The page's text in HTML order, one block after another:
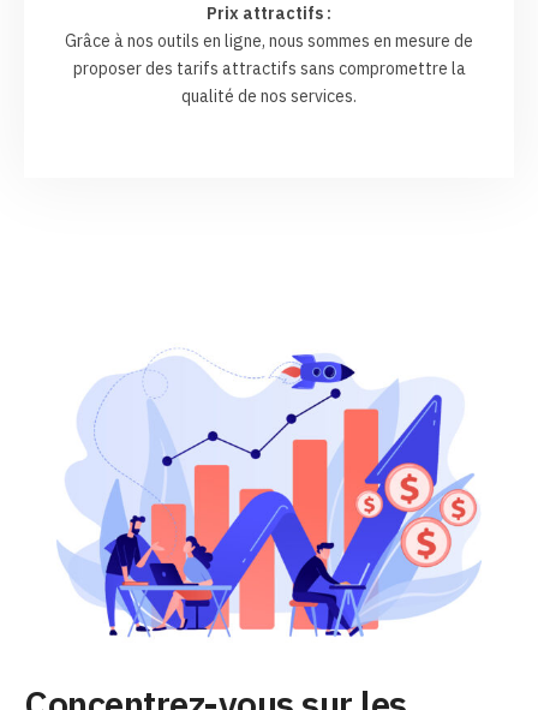
Prix attractifs :
Grâce à nos outils en ligne, nous sommes en mesure de
proposer des tarifs attractifs sans compromettre la
qualité de nos services.